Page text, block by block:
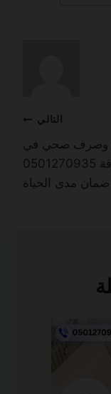
التالي
وصرف صحي في
الشارقة 0501270935
ضمان مدى الحياة